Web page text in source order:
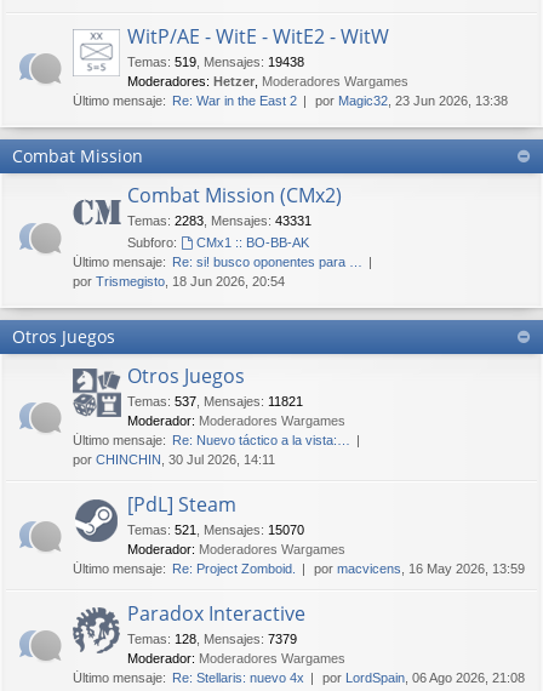
WitP/AE - WitE - WitE2 - WitW
Temas: 519 Mensajes: 19438
Moderadores: Hetzer Moderadores Wargames
Último mensaje: Re: War in the East 2 por Magic32 , 23 Jun 2026, 13:38
Combat Mission
Combat Mission (CMx2)
Temas: 2283 Mensajes: 43331
Subforo:
CMx1 :: BO-BB-AK
Último mensaje: Re: si! busco oponentes para …
por Trismegisto , 18 Jun 2026, 20:54
Otros Juegos
Otros Juegos
Temas: 537 Mensajes: 11821
Moderador: Moderadores Wargames
Último mensaje: Re: Nuevo táctico a la vista:…
por CHINCHIN , 30 Jul 2026, 14:11
[PdL] Steam
Temas: 521 Mensajes: 15070
Moderador: Moderadores Wargames
Último mensaje: Re: Project Zomboid. por macvicens , 16 May 2026, 13:59
Paradox Interactive
Temas: 128 Mensajes: 7379
Moderador: Moderadores Wargames
Último mensaje: Re: Stellaris: nuevo 4x por LordSpain , 06 Ago 2026, 21:08